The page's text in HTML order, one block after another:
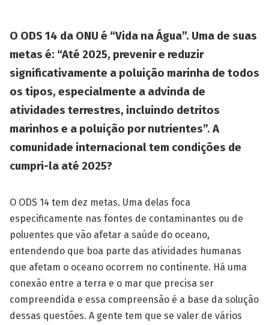
O ODS 14 da ONU é “Vida na Água”. Uma de suas
metas é: “Até 2025, prevenir e reduzir
significativamente a poluição marinha de todos
os tipos, especialmente a advinda de
atividades terrestres, incluindo detritos
marinhos e a poluição por nutrientes”. A
comunidade internacional tem condições de
cumpri-la até 2025?
O ODS 14 tem dez metas. Uma delas foca
especificamente nas fontes de contaminantes ou de
poluentes que vão afetar a saúde do oceano,
entendendo que boa parte das atividades humanas
que afetam o oceano ocorrem no continente. Há uma
conexão entre a terra e o mar que precisa ser
compreendida e essa compreensão é a base da solução
dessas questões. A gente tem que se valer de vários